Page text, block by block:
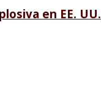
en EE. UU.